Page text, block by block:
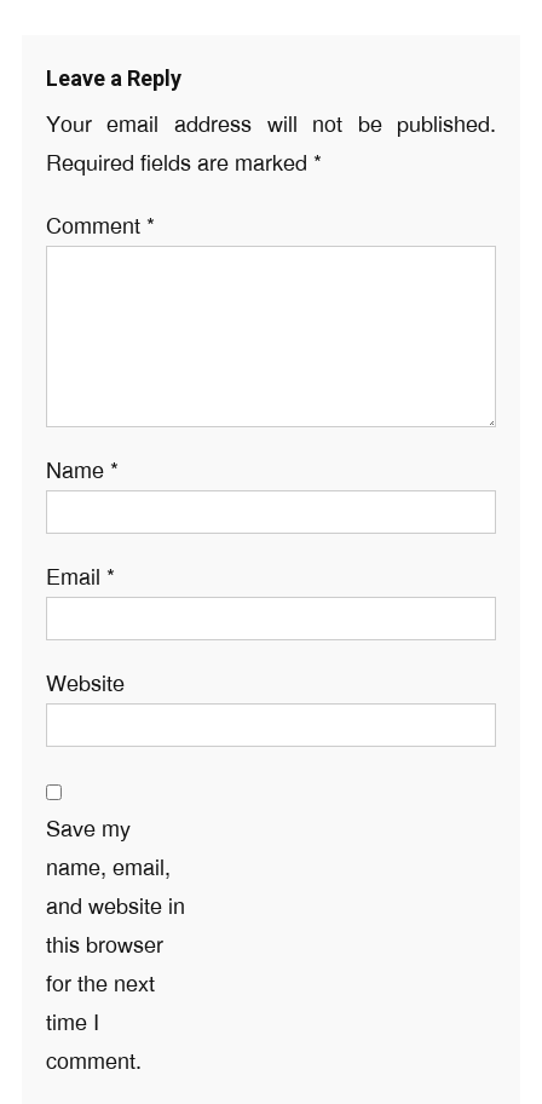
Leave a Reply
Your email address will not be published.
Required fields are marked *
Comment *
Name *
Email *
Website
Save my
name, email,
and website in
this browser
for the next
time I
comment.